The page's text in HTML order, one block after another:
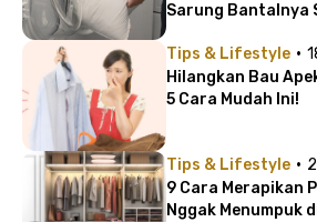
Sarung Bantalnya
Tips & Lifestyle ·
Hilangkan Bau
5 Cara Mudah Ini!
Tips & Lifestyle ·
9 Cara Merapikan
Nggak Menumpuk